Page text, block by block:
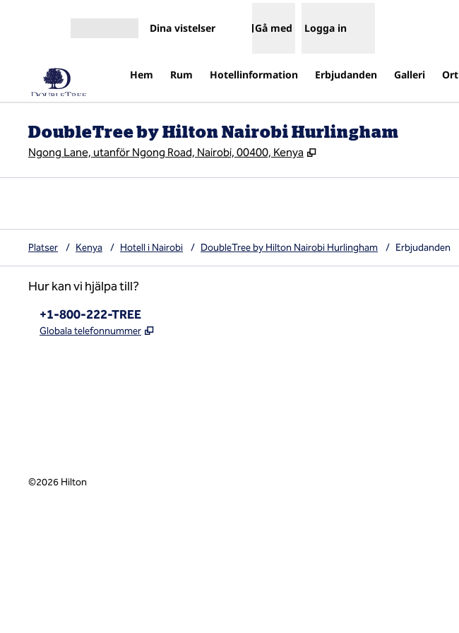
Dina vistelser Gå med Logga in
Hem Rum Hotellinformation Erbjudanden Galleri Ort
DoubleTree by Hilton Nairobi Hurlingham
Ngong Lane, utanför Ngong Road, Nairobi, 00400, Kenya ,
Platser / Kenya / Hotell i Nairobi / DoubleTree by Hilton Nairobi Hurlingham / Erbjudanden
Hur kan vi hjälpa till?
Telefon:
+1-800-222-TREE
Globala telefonnummer ,
©2026 Hilton